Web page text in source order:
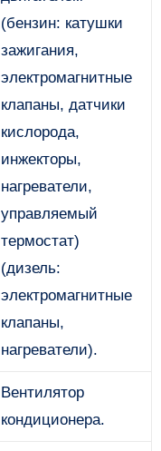
(бензин: катушки
зажигания,
электромагнитные
клапаны, датчики
кислорода,
инжекторы,
нагреватели,
управляемый
термостат)
(дизель:
электромагнитные
клапаны,
нагреватели).
Вентилятор
кондиционера.